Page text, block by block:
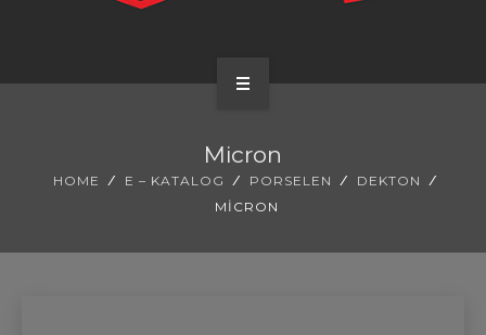
Micron
HOME E – KATALOG PORSELEN
DEKTON
MICRON